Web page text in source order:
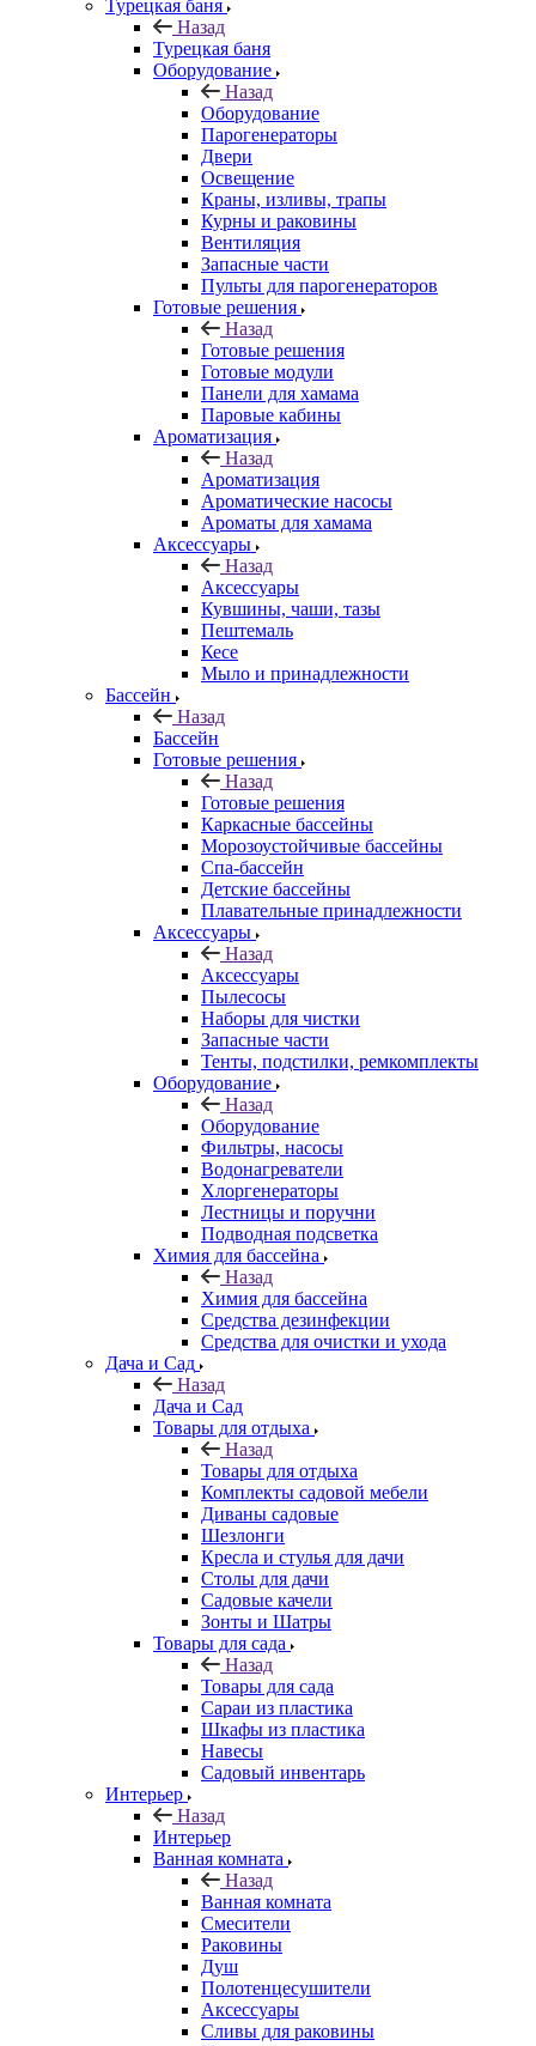
Турецкая баня
Назад
Турецкая баня
Оборудование
Назад
Оборудование
Парогенераторы
Двери
Освещение
Краны, изливы, трапы
Курны и раковины
Вентиляция
Запасные части
Пульты для парогенераторов
Готовые решения
Назад
Готовые решения
Готовые модули
Панели для хамама
Паровые кабины
Ароматизация
Назад
Ароматизация
Ароматические насосы
Ароматы для хамама
Аксессуары
Назад
Аксессуары
Кувшины, чаши, тазы
Пештемаль
Кесе
Мыло и принадлежности
Бассейн
Назад
Бассейн
Готовые решения
Назад
Готовые решения
Каркасные бассейны
Морозоустойчивые бассейны
Спа-бассейн
Детские бассейны
Плавательные принадлежности
Аксессуары
Назад
Аксессуары
Пылесосы
Наборы для чистки
Запасные части
Тенты, подстилки, ремкомплекты
Оборудование
Назад
Оборудование
Фильтры, насосы
Водонагреватели
Хлоргенераторы
Лестницы и поручни
Подводная подсветка
Химия для бассейна
Назад
Химия для бассейна
Средства дезинфекции
Средства для очистки и ухода
Дача и Сад
Назад
Дача и Сад
Товары для отдыха
Назад
Товары для отдыха
Комплекты садовой мебели
Диваны садовые
Шезлонги
Кресла и стулья для дачи
Столы для дачи
Садовые качели
Зонты и Шатры
Товары для сада
Назад
Товары для сада
Сараи из пластика
Шкафы из пластика
Навесы
Садовый инвентарь
Интерьер
Назад
Интерьер
Ванная комната
Назад
Ванная комната
Смесители
Раковины
Душ
Полотенцесушители
Аксессуары
Сливы для раковины